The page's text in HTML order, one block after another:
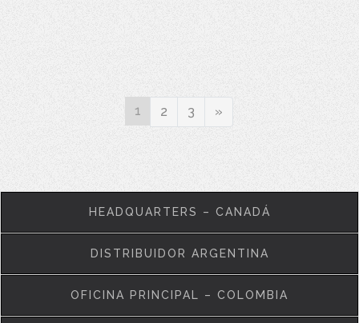
1 2 3 »
HEADQUARTERS – CANADÁ
DISTRIBUIDOR ARGENTINA
OFICINA PRINCIPAL – COLOMBIA